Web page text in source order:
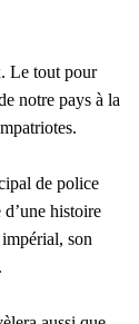
Le tout pour
notre pays à la
de police
histoire
son